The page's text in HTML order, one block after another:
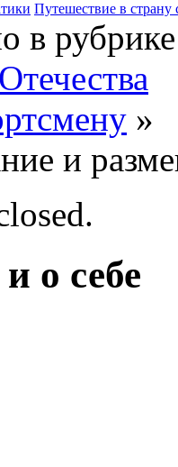
Путешествие в страну
в
»
и
о себе